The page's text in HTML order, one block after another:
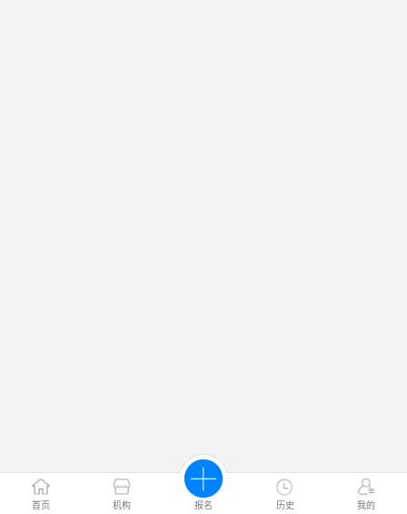
首页 机构 报名 历史 我的